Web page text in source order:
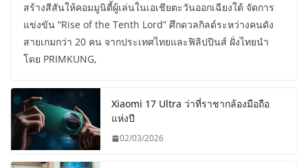
สร้างสีสันให้คอมมูนิตี้ผู้เล่นในเอเชียตะวันออกเฉียงใต้ จัดการ
แข่งขัน “Rise of the Tenth Lord” ศึกดวลกิลด์ระหว่างคนดัง
สายเกมกว่า 20 คน จากประเทศไทยและฟิลิปปินส์ ฝั่งไทยนำ
โดย PRIMKUNG,
Xiaomi 17 Ultra ว่าที่ราชากล้องมือถือ
แห่งปี
02/03/2026